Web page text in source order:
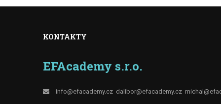
KONTAKTY
EFAcademy s.r.o.
info@efacademy.cz dalibor@efacademy.cz